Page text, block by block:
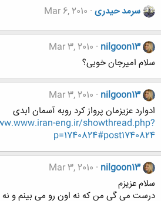
سرمد حیدری Mar 6, 2010
nilgoon13
Mar 3, 2010
سلام امیرجان خوبی؟
nilgoon13
Mar 3, 2010
ادوارد عزیزمان پرواز کرد روبه آسمان ابدی
eng.ir/showthread.php?
p=1740824#post1740824
nilgoon13
Mar 3, 2010
سلام عزیزم
درست می گی من که نه اون رو می بینم و نه